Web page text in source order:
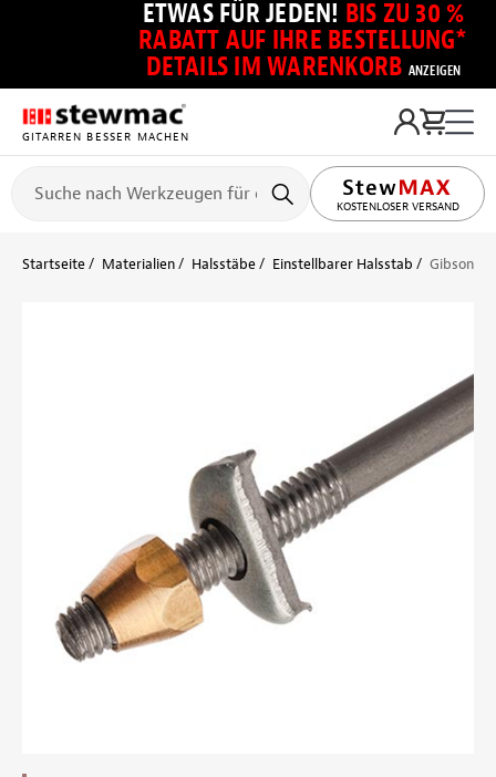
ETWAS FÜR JEDEN! BIS ZU 30 %
RABATT AUF IHRE BESTELLUNG*
DETAILS IM WARENKORB ANZEIGEN
GITARREN BESSER MACHEN
KOSTENLOSER VERSAND
Startseite Materialien Halsstäbe Einstellbarer Halsstab Gibson